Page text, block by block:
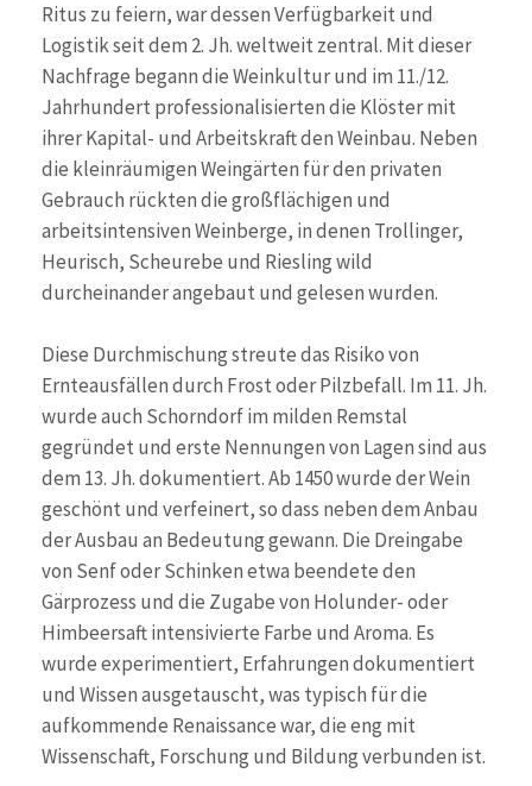
Ritus zu feiern, war dessen Verfügbarkeit und
Logistik seit dem 2. Jh. weltweit zentral. Mit dieser
Nachfrage begann die Weinkultur und im 11./12.
Jahrhundert professionalisierten die Klöster mit
ihrer Kapital- und Arbeitskraft den Weinbau. Neben
die kleinräumigen Weingärten für den privaten
Gebrauch rückten die großflächigen und
arbeitsintensiven Weinberge, in denen Trollinger,
Heurisch, Scheurebe und Riesling wild
durcheinander angebaut und gelesen wurden.
Diese Durchmischung streute das Risiko von
Ernteausfällen durch Frost oder Pilzbefall. Im 11. Jh.
wurde auch Schorndorf im milden Remstal
gegründet und erste Nennungen von Lagen sind aus
dem 13. Jh. dokumentiert. Ab 1450 wurde der Wein
geschönt und verfeinert, so dass neben dem Anbau
der Ausbau an Bedeutung gewann. Die Dreingabe
von Senf oder Schinken etwa beendete den
Gärprozess und die Zugabe von Holunder- oder
Himbeersaft intensivierte Farbe und Aroma. Es
wurde experimentiert, Erfahrungen dokumentiert
und Wissen ausgetauscht, was typisch für die
aufkommende Renaissance war, die eng mit
Wissenschaft, Forschung und Bildung verbunden ist.